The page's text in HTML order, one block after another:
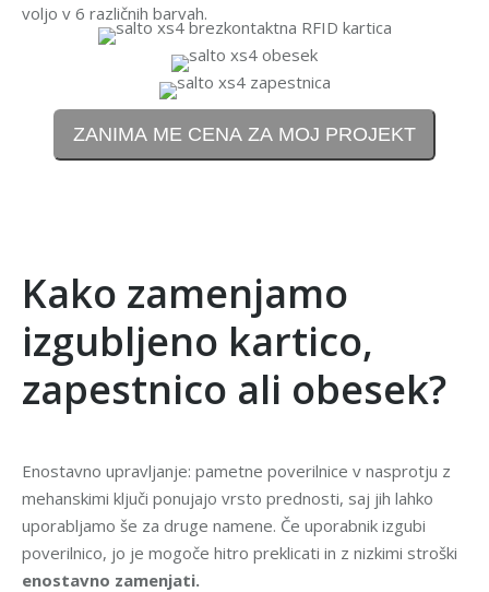
voljo v 6 različnih barvah.
ZANIMA ME CENA ZA MOJ PROJEKT
Kako zamenjamo
izgubljeno kartico,
zapestnico ali obesek?
Enostavno upravljanje: pametne poverilnice v nasprotju z
mehanskimi ključi ponujajo vrsto prednosti, saj jih lahko
uporabljamo še za druge namene. Če uporabnik izgubi
poverilnico, jo je mogoče hitro preklicati in z nizkimi stroški
enostavno zamenjati.